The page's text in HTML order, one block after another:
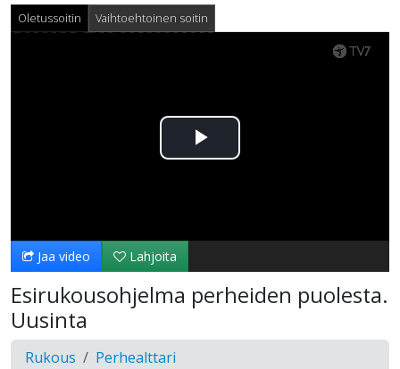
Oletussoitin Vaihtoehtoinen soitin
Toista
Jaa video Lahjoita
Esirukousohjelma perheiden puolesta.
Uusinta
Rukous Perhealttari